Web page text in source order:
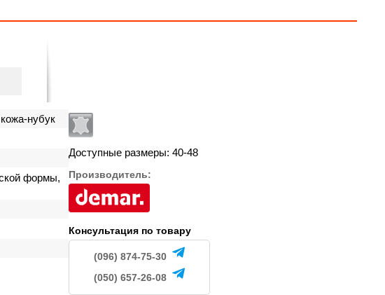
нубук
формы,
Доступные размеры: 40-48
Производитель:
Консультация по товару
(096) 874-75-30
(050) 657-26-08